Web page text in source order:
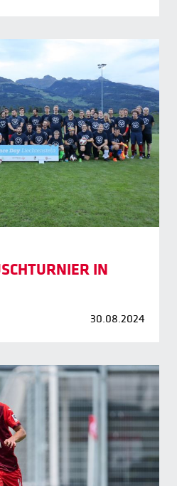
IN
30.08.2024